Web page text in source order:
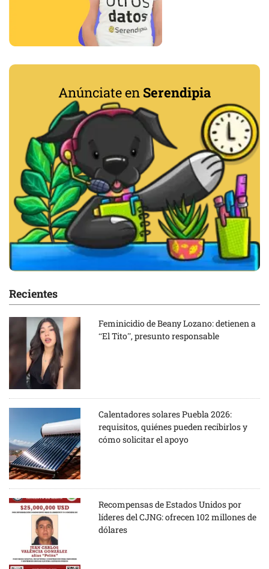
Anúnciate en Serendipia
Recientes
Feminicidio de Beany Lozano: detienen a
“El Tito”, presunto responsable
Calentadores solares Puebla 2026:
requisitos, quiénes pueden recibirlos y
cómo solicitar el apoyo
Recompensas de Estados Unidos por
líderes del CJNG: ofrecen 102 millones de
dólares